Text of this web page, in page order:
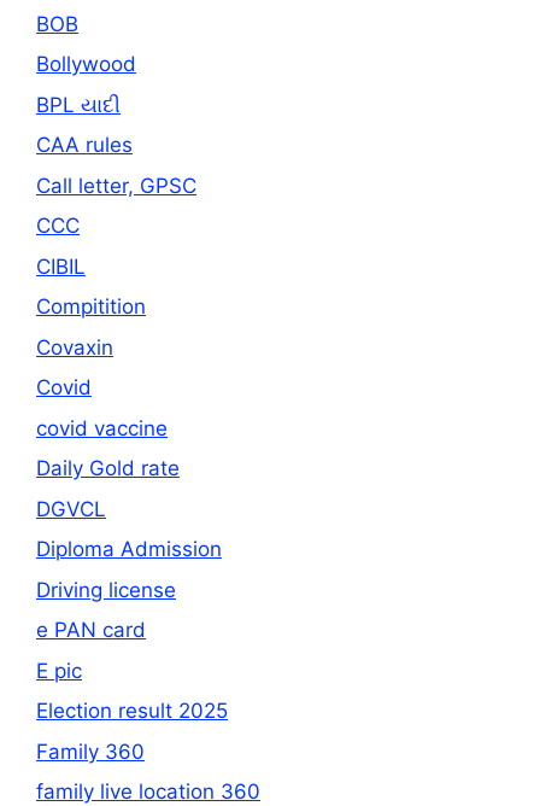
BOB
Bollywood
BPL યાદી
CAA rules
Call letter, GPSC
CCC
CIBIL
Compitition
Covaxin
Covid
covid vaccine
Daily Gold rate
DGVCL
Diploma Admission
Driving license
e PAN card
E pic
Election result 2025
Family 360
family live location 360